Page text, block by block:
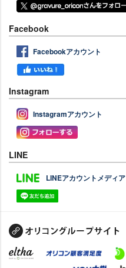
Facebook
Facebookアカウント
Instagram
Instagramアカウント
LINE
LINEアカウントメディア